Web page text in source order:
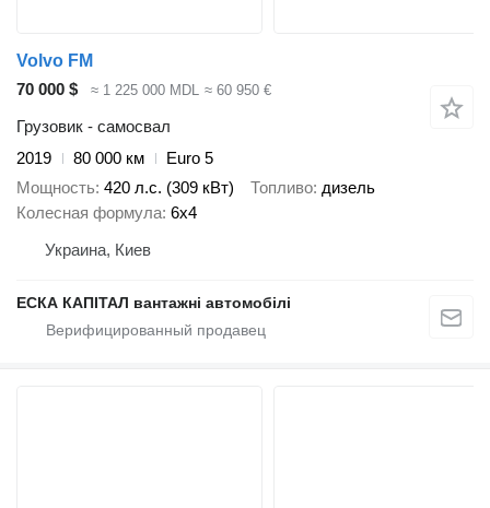
Volvo FM
70 000 $
≈ 1 225 000 MDL ≈ 60 950 €
Грузовик - самосвал
2019
80 000 км
Euro 5
Мощность 420 л.с. (309 кВт) Топливо дизель
Колесная формула 6x4
Украина, Киев
ЕСКА КАПІТАЛ вантажні автомобілі